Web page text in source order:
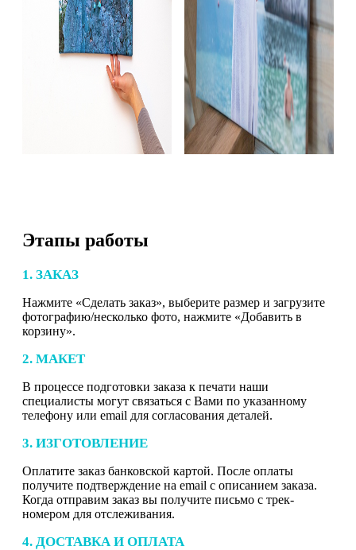
Этапы работы
1. ЗАКАЗ
Нажмите «Сделать заказ», выберите размер и загрузите
фотографию/несколько фото, нажмите «Добавить в
корзину».
2. МАКЕТ
В процессе подготовки заказа к печати наши
специалисты могут связаться с Вами по указанному
телефону или email для согласования деталей.
3. ИЗГОТОВЛЕНИЕ
Оплатите заказ банковской картой. После оплаты
получите подтверждение на email с описанием заказа.
Когда отправим заказ вы получите письмо с трек-
номером для отслеживания.
4. ДОСТАВКА И ОПЛАТА